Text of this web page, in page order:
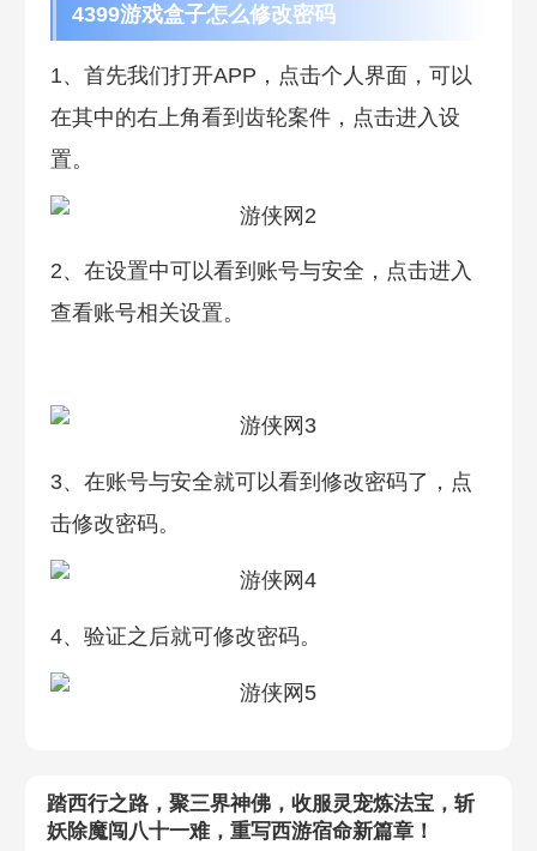
4399游戏盒子怎么修改密码
1、首先我们打开APP，点击个人界面，可以
在其中的右上角看到齿轮案件，点击进入设
置。
2、在设置中可以看到账号与安全，点击进入
查看账号相关设置。
3、在账号与安全就可以看到修改密码了，点
击修改密码。
4、验证之后就可修改密码。
踏西行之路，聚三界神佛，收服灵宠炼法宝，斩
妖除魔闯八十一难，重写西游宿命新篇章！